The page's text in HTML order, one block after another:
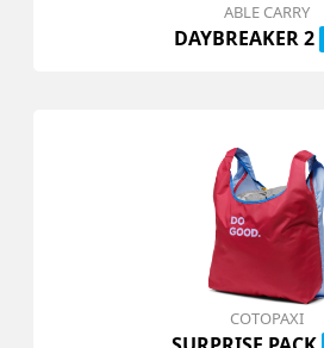
ABLE CARRY
DAYBREAKER 2
COTOPAXI